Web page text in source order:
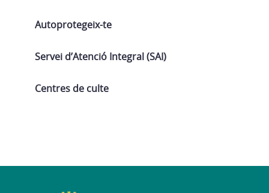
Autoprotegeix-te
Servei d’Atenció Integral (SAI)
Centres de culte